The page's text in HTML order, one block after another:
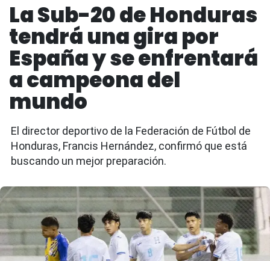
La Sub-20 de Honduras
tendrá una gira por
España y se enfrentará
a campeona del
mundo
El director deportivo de la Federación de Fútbol de
Honduras, Francis Hernández, confirmó que está
buscando un mejor preparación.